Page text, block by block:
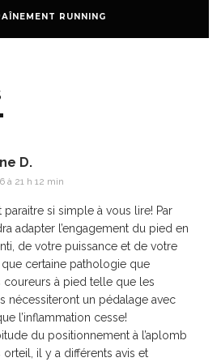
RUNNING
D.
à 21 h 12 min
paraitre si simple à vous lire! Par
adapter l’engagement du pied en
de votre puissance et de votre
certaine pathologie que
coureurs à pied telle que les
nécessiteront un pédalage avec
l’inflammation cesse!
du positionnement à l’aplomb
orteil, il y a différents avis et